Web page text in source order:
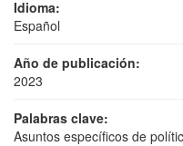
Idioma:
Español
Año de publicación:
2023
Palabras clave:
Asuntos específicos de